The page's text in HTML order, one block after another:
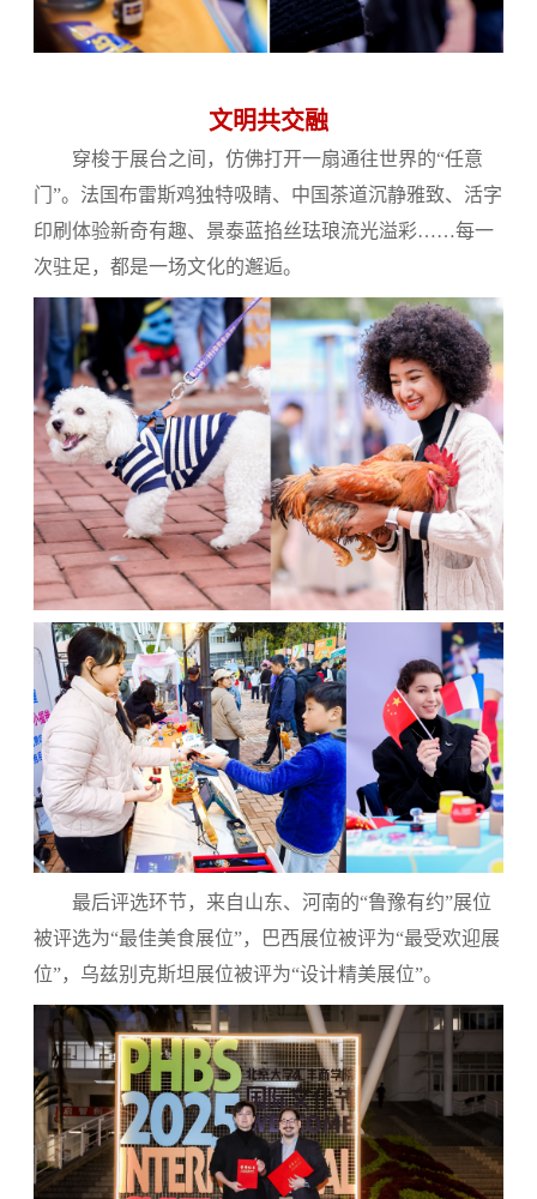
文明共交融
穿梭于展台之间，仿佛打开一扇通往世界的“任意
门”。法国布雷斯鸡独特吸睛、中国茶道沉静雅致、活字
印刷体验新奇有趣、景泰蓝掐丝珐琅流光溢彩……每一
次驻足，都是一场文化的邂逅。
最后评选环节，来自山东、河南的“鲁豫有约”展位
被评选为“最佳美食展位”，巴西展位被评为“最受欢迎展
位”，乌兹别克斯坦展位被评为“设计精美展位”。